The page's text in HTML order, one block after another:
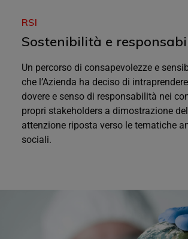
RSI
Sostenibilità e
Un percorso di consapevolezze e
che l’Azienda ha deciso di
dovere e senso di responsabilità nei
propri stakeholders a dimostrazione
attenzione riposta verso le tematiche
sociali.